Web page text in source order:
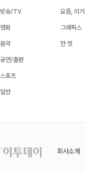
방송/TV
영화
음악
공연/출판
스포츠
일반
요즘, 이거
그래픽스
한 컷
회사소개